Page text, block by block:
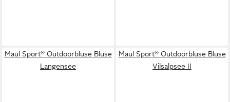
Maul Sport® Outdoorbluse Bluse
Langensee
Maul Sport® Outdoorbluse Bluse
Vilsalpsee II